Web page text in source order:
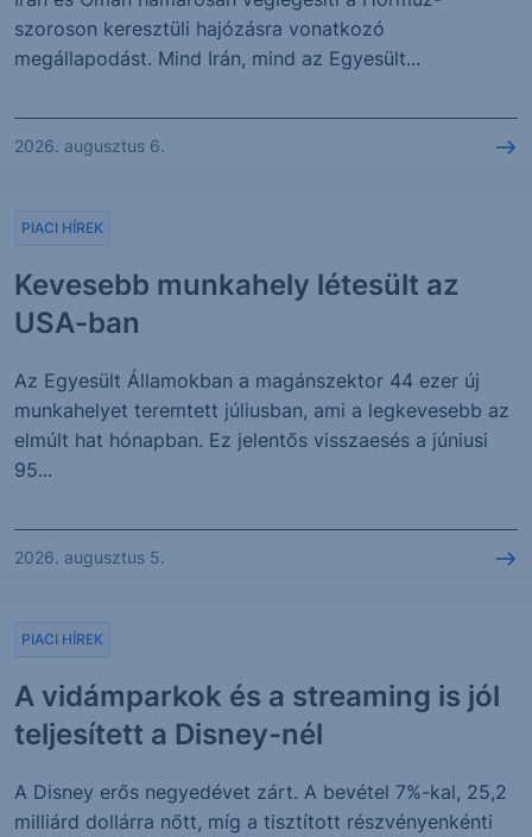
szoroson keresztüli hajózásra vonatkozó
megállapodást. Mind Irán, mind az Egyesült...
2026. augusztus 6.
Kevesebb munkahely létesült az
USA-ban
PIACI HÍREK
Az Egyesült Államokban a magánszektor 44 ezer új
munkahelyet teremtett júliusban, ami a legkevesebb az
elmúlt hat hónapban. Ez jelentős visszaesés a júniusi
95...
2026. augusztus 5.
A vidámparkok és a streaming is jól
teljesített a Disney-nél
PIACI HÍREK
A Disney erős negyedévet zárt. A bevétel 7%-kal, 25,2
milliárd dollárra nőtt, míg a tisztított részvényenkénti